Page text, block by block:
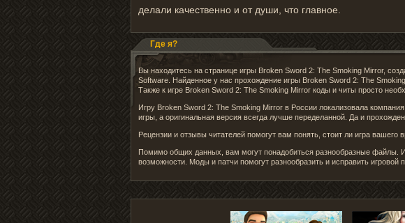
делали качественно и от души, что главное.
Где я?
Вы находитесь на странице игры Broken Sword 2: The Smoking Mirror,
Software. Найденное у нас прохождение игры Broken Sword 2: The
Также к игре Broken Sword 2: The Smoking Mirror коды и читы просто
Игру Broken Sword 2: The Smoking Mirror в России локализовала
игры, а оригинальная версия всегда лучше переделанной. Да и
Рецензии и отзывы читателей помогут вам понять, стоит ли игра
Помимо общих данных, вам могут понадобиться разнообразные файлы.
возможности. Моды и патчи помогут разнообразить и исправить